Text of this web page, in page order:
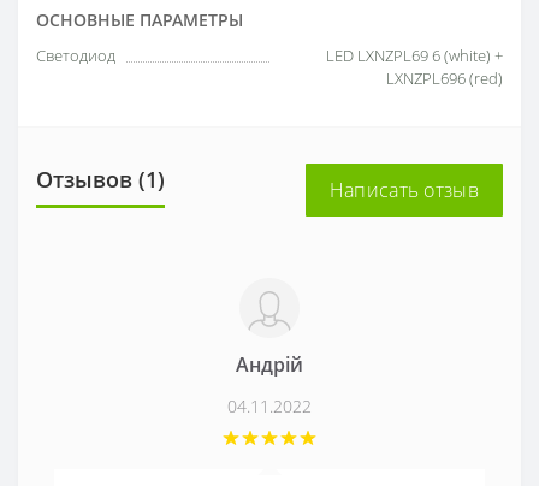
ОСНОВНЫЕ ПАРАМЕТРЫ
Светодиод
LED LXNZPL69 6 (white) +
LXNZPL696 (red)
Отзывов (1) Написать отзыв
Андрій
04.11.2022